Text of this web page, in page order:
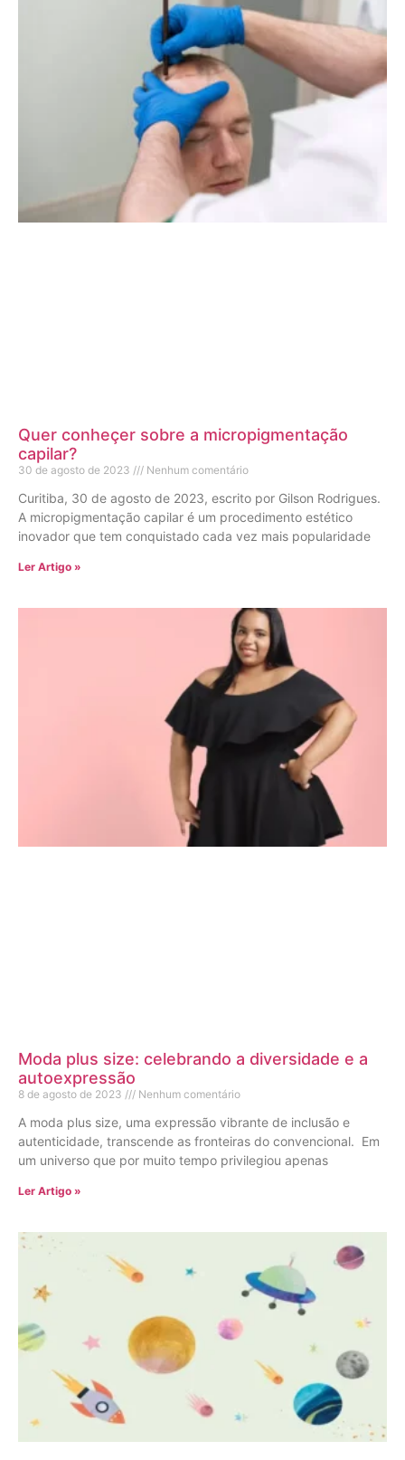
Quer conheçer sobre a micropigmentação
capilar?
30 de agosto de 2023 Nenhum comentário
Curitiba, 30 de agosto de 2023, escrito por Gilson Rodrigues.
A micropigmentação capilar é um procedimento estético
inovador que tem conquistado cada vez mais popularidade
Ler Artigo »
Moda plus size: celebrando a diversidade e a
autoexpressão
8 de agosto de 2023 Nenhum comentário
A moda plus size, uma expressão vibrante de inclusão e
autenticidade, transcende as fronteiras do convencional. Em
um universo que por muito tempo privilegiou apenas
Ler Artigo »